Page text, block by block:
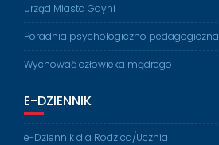
Urząd Miasta Gdyni
Poradnia psychologiczno pedagogiczna
Wychować człowieka mądrego
E-DZIENNIK
e-Dziennik dla Rodzica/Ucznia